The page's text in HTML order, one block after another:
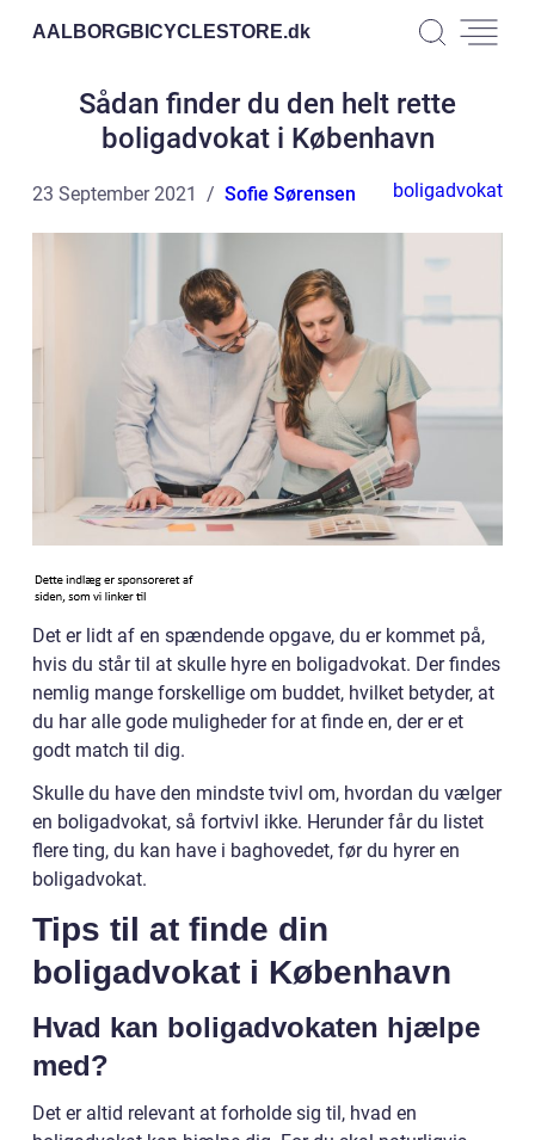
AALBORGBICYCLESTORE.dk
Sådan finder du den helt rette
boligadvokat i København
23 September 2021 Sofie Sørensen boligadvokat
Det er lidt af en spændende opgave, du er kommet på,
hvis du står til at skulle hyre en boligadvokat. Der findes
nemlig mange forskellige om buddet, hvilket betyder, at
du har alle gode muligheder for at finde en, der er et
godt match til dig.
Skulle du have den mindste tvivl om, hvordan du vælger
en boligadvokat, så fortvivl ikke. Herunder får du listet
flere ting, du kan have i baghovedet, før du hyrer en
boligadvokat.
Tips til at finde din
boligadvokat i København
Hvad kan boligadvokaten hjælpe
med?
Det er altid relevant at forholde sig til, hvad en